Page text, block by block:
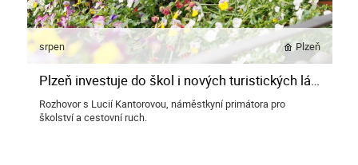
srpen Plzeň
Plzeň investuje do škol i nových turistických lákadel, říká Lucie Kantorová
Rozhovor s Lucií Kantorovou, náměstkyní primátora pro
školství a cestovní ruch.